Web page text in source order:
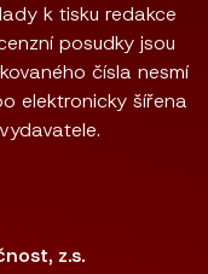
k tisku redakce
posudky jsou
čísla nesmí
elektronicky šířena
z.s.